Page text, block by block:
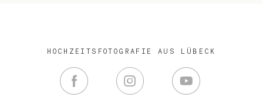
HOCHZEITSFOTOGRAFIE AUS LÜBECK
Kontakt